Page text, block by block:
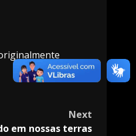
Next
em nossas terras